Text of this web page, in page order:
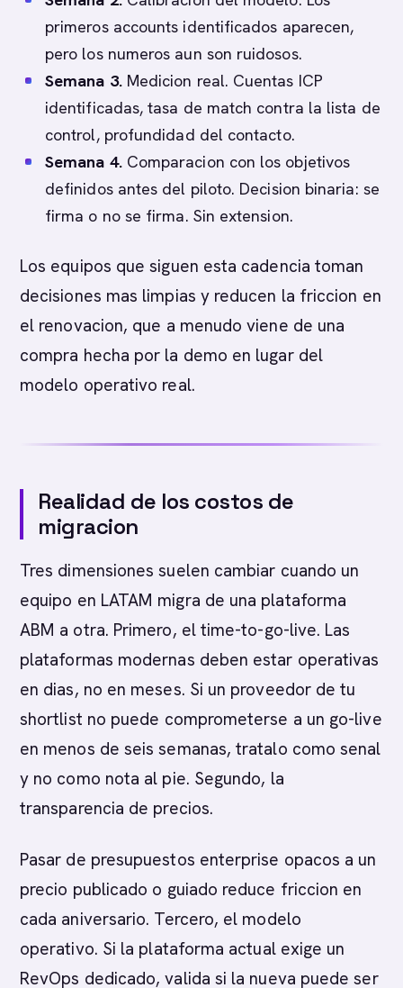
primeros accounts identificados aparecen,
pero los numeros aun son ruidosos.
Semana 3.Medicion real. Cuentas ICP
identificadas, tasa de match contra la lista de
control, profundidad del contacto.
Semana 4.Comparacion con los objetivos
definidos antes del piloto. Decision binaria: se
firma o no se firma. Sin extension.
Los equipos que siguen esta cadencia toman
decisiones mas limpias y reducen la friccion en
el renovacion, que a menudo viene de una
compra hecha por la demo en lugar del
modelo operativo real.
Realidad de los costos de
migracion
Tres dimensiones suelen cambiar cuando un
equipo en LATAM migra de una plataforma
ABM a otra. Primero, el time-to-go-live. Las
plataformas modernas deben estar operativas
en dias, no en meses. Si un proveedor de tu
shortlist no puede comprometerse a un go-live
en menos de seis semanas, tratalo como senal
y no como nota al pie. Segundo, la
transparencia de precios.
Pasar de presupuestos enterprise opacos a un
precio publicado o guiado reduce friccion en
cada aniversario. Tercero, el modelo
operativo. Si la plataforma actual exige un
RevOps dedicado, valida si la nueva puede ser